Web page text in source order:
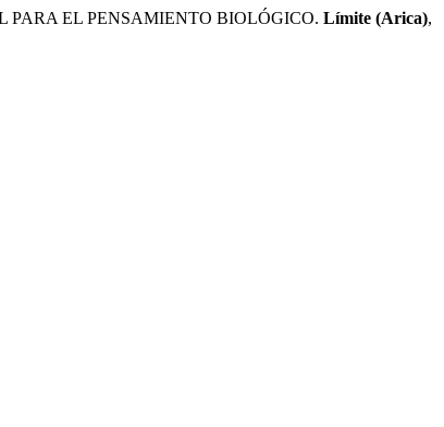
EL PENSAMIENTO BIOLÓGICO. Límite (Arica),